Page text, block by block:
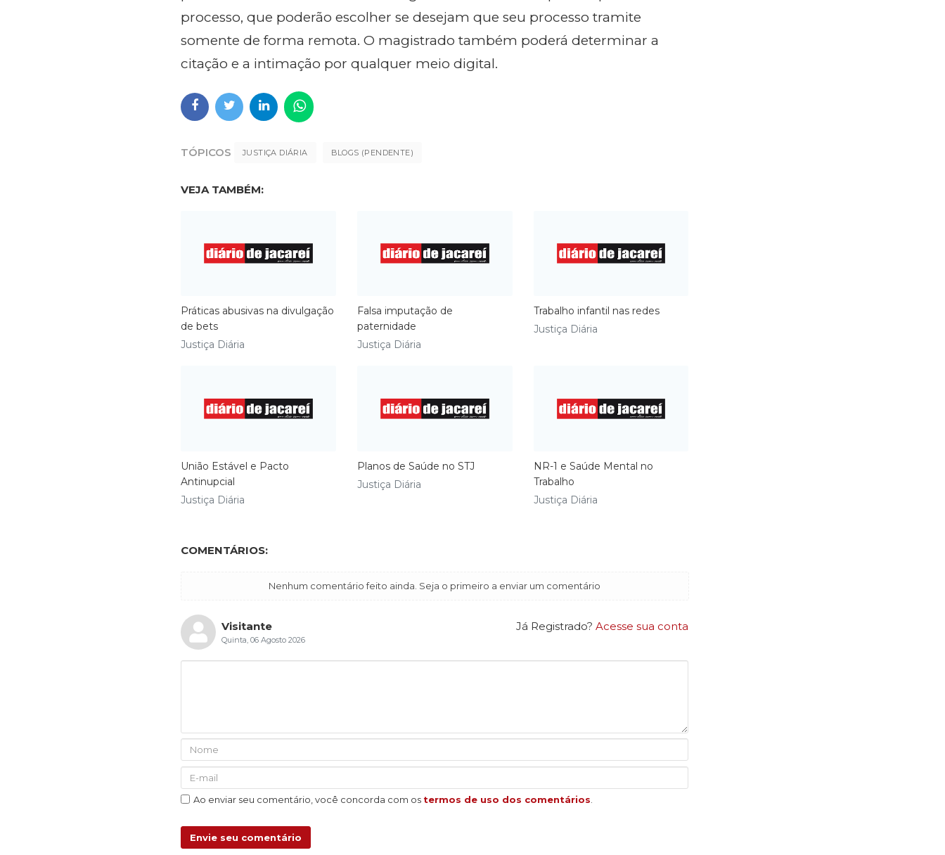
processo, que poderão escolher se desejam que seu processo tramite
somente de forma remota. O magistrado também poderá determinar a
citação e a intimação por qualquer meio digital.
TÓPICOS JUSTIÇA DIÁRIA BLOGS (PENDENTE)
VEJA TAMBÉM:
Práticas abusivas na divulgação
de bets
Justiça Diária
Falsa imputação de
paternidade
Justiça Diária
Trabalho infantil nas redes
Justiça Diária
União Estável e Pacto
Antinupcial
Justiça Diária
Planos de Saúde no STJ
Justiça Diária
NR-1 e Saúde Mental no
Trabalho
Justiça Diária
COMENTÁRIOS:
Nenhum comentário feito ainda. Seja o primeiro a enviar um comentário
Já Registrado? Acesse sua conta
Visitante
Quinta, 06 Agosto 2026
Ao enviar seu comentário, você concorda com os termos de uso dos comentários.
Envie seu comentário